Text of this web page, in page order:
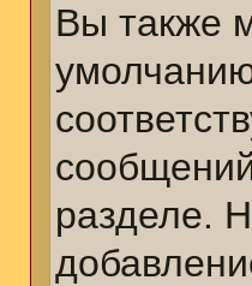
Вы также
разделе.